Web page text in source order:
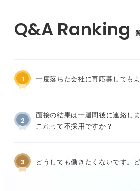
1 一度落ちた会社に再応募しても
2
面接の結果は一週間後に連絡し
これって不採用ですか？
3 どうしても働きたくないです。